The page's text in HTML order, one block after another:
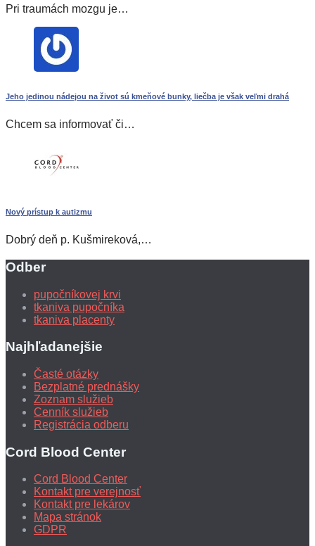
Pri traumách mozgu je…
Jeho jedinou nádejou na život sú kmeňové bunky, liečba je však veľmi drahá
Chcem sa informovať či…
Nový prístup k autizmu
Dobrý deň p. Kušmireková,…
Odber
pupočníkovej krvi
tkaniva pupočníka
tkaniva placenty
Najhľadanejšie
Časté otázky
Bezplatné prednášky
Zoznam služieb
Cenník služieb
Registrácia odberu
Cord Blood Center
Cord Blood Center
Kontakt pre verejnosť
Kontakt pre lekárov
Mapa stránok
GDPR